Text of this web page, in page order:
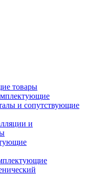
товары
и сопутствующие
и